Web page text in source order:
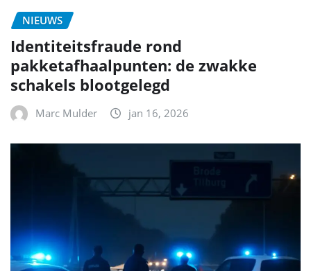
NIEUWS
Identiteitsfraude rond
pakketafhaalpunten: de zwakke
schakels blootgelegd
Marc Mulder jan 16, 2026